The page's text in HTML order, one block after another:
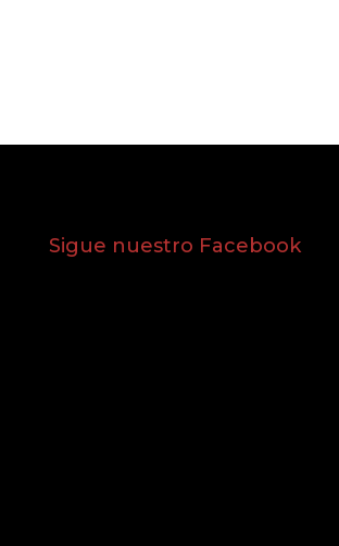
Sigue nuestro Facebook